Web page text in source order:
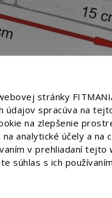
stránky
údajov spracúva na
na zlepšenie
analytické účely a na
v prehliadaní tejto
súhlas s ich